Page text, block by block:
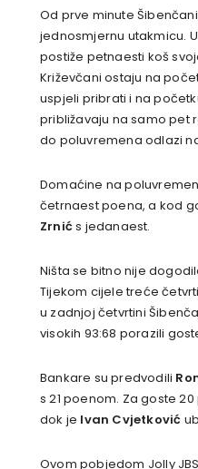
Od prve minute
jednosmjernu utakmicu.
postiže petnaesti koš
Križevčani ostaju na
uspjeli pribrati i na
približavaju na samo pet
do poluvremena odlazi
Domaćine na
četrnaest poena, a kod
Zrnićs jedanaest.
Ništa se bitno nije
Tijekom cijele treće
u zadnjoj četvrtini
visokih 93:68 porazili
Bankare su predvodili
s 21 poenom. Za goste
dok je Ivan Cvjetković
Ovom pobjedom Jolly